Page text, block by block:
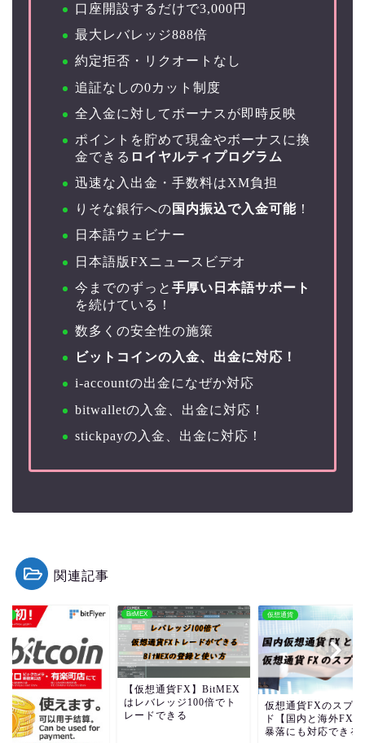
口座開設するだけで3,000円
最大レバレッジ888倍
約定拒否・リクオートなし
追証なしの0カット制度
全入金に対してボーナスが即時反映
ポイントを貯めて現金やボーナスに換
金できる ロイヤルティプログラム
迅速な入出金・手数料はXM負担
りそな銀行への 国内振込で入金可能 ！
日本語ウェビナー
日本語版FXニュースビデオ
今までのずっと 手厚い日本語サポート
を続けている！
数多くの安全性の施策
ビットコインの入金、出金に対応！
i-accountの出金になぜか対応
bitwalletの入金、出金に対応！
stickpayの入金、出金に対応！
関連記事
BitMEX
【仮想通貨FX】BitMEX
はレバレッジ100倍でト
レードできる
仮想通貨
仮想通貨FXのスプ
ド【国内と海外FX
暴落にも対応できる